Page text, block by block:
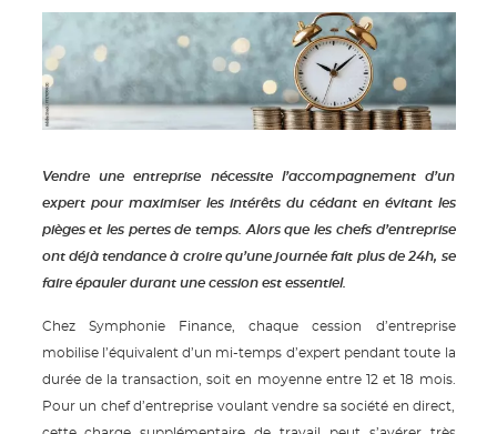
Vendre une entreprise nécessite l’accompagnement d’un
expert pour maximiser les intérêts du cédant en évitant les
pièges et les pertes de temps. Alors que les chefs d’entreprise
ont déjà tendance à croire qu’une journée fait plus de 24h, se
faire épauler durant une cession est essentiel.
Chez Symphonie Finance, chaque cession d’entreprise
mobilise l’équivalent d’un mi-temps d’expert pendant toute la
durée de la transaction, soit en moyenne entre 12 et 18 mois.
Pour un chef d’entreprise voulant vendre sa société en direct,